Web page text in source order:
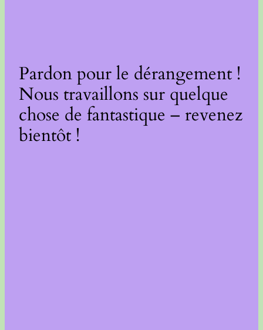
Pardon pour le dérangement !
Nous travaillons sur quelque
chose de fantastique – revenez
bientôt !